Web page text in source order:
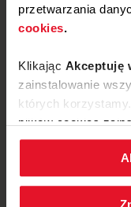
przetwarzania
cookies.
Klikając Akceptuję
zainstalowanie
których
plików cookies
klikającZmień
W każdej chwili
ustawienia plików
ul.